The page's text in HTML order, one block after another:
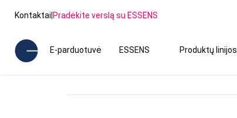
Kontaktai|Pradėkite verslą su ESSENS
E-parduotuvė ESSENS Produktų linijos